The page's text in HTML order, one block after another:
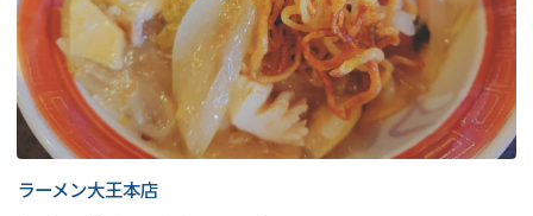
ラーメン大王本店